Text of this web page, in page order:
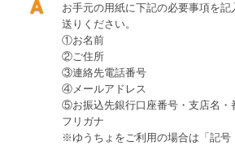
お手元の用紙に下記の必要事項を記
送りください。
①お名前
②ご住所
③連絡先電話番号
④メールアドレス
⑤お振込先銀行口座番号・支店名・
フリガナ
※ゆうちょをご利用の場合は「記号